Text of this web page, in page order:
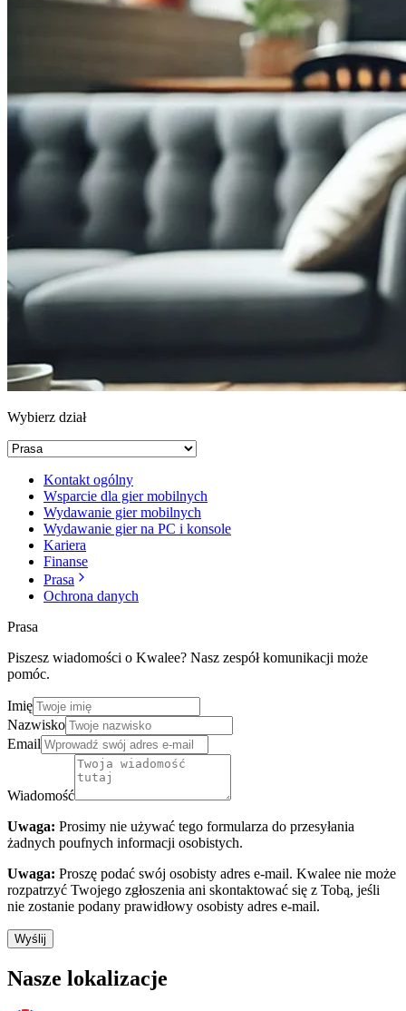
Wybierz dział
Kontakt ogólny
Wsparcie dla gier mobilnych
Wydawanie gier mobilnych
Wydawanie gier na PC i konsole
Kariera
Finanse
Prasa
Ochrona danych
Prasa
Piszesz wiadomości o Kwalee? Nasz zespół komunikacji może
pomóc.
Imię
Nazwisko
Email
Wiadomość
Uwaga: Prosimy nie używać tego formularza do przesyłania
żadnych poufnych informacji osobistych.
Uwaga: Proszę podać swój osobisty adres e-mail. Kwalee nie może
rozpatrzyć Twojego zgłoszenia ani skontaktować się z Tobą, jeśli
nie zostanie podany prawidłowy osobisty adres e-mail.
Wyślij
Nasze lokalizacje